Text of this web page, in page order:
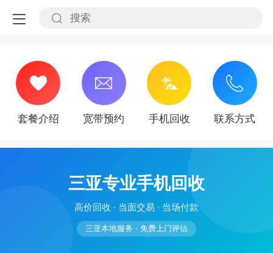
套餐介绍 宽带预约 手机回收 联系方式
三亚专业手机回收
高价回收 · 当面交易 · 当场付款
三亚本地服务 · 免费上门评估